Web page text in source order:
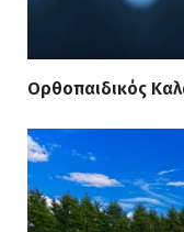
Ορθοπαιδικός